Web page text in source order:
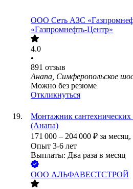
ООО Сеть АЗС
«Газпромнефть-Центр»
4.0
•
891 отзыв
Анапа, Симферопольское
Можно без резюме
Откликнуться
Монтажник сантехнических
(Анапа)
171 000 – 204 000 ₽ за месяц,
Опыт 3-6 лет
Выплаты: Два раза в месяц
ООО АЛЬФАВЕСТСТРОЙ